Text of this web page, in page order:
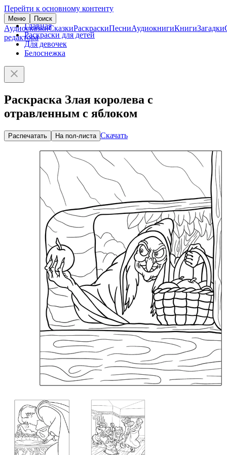
Перейти к основному контенту
Меню Поиск
АудиосказкиСказкиРаскраскиПесниАудиокнигиКнигиЗагадки
редактора
Главная
Раскраски для детей
Для девочек
Белоснежка
Раскраска Злая королева с
отравленным с яблоком
Распечатать На пол-листа Скачать